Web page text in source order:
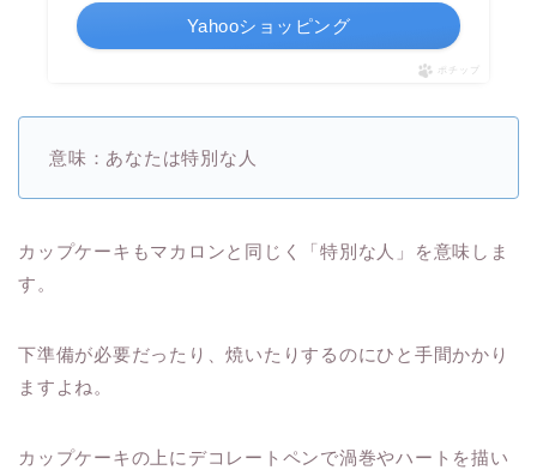
Yahooショッピング
ポチップ
意味：あなたは特別な人
カップケーキもマカロンと同じく「特別な人」を意味しま
す。
下準備が必要だったり、焼いたりするのにひと手間かかり
ますよね。
カップケーキの上にデコレートペンで渦巻やハートを描い